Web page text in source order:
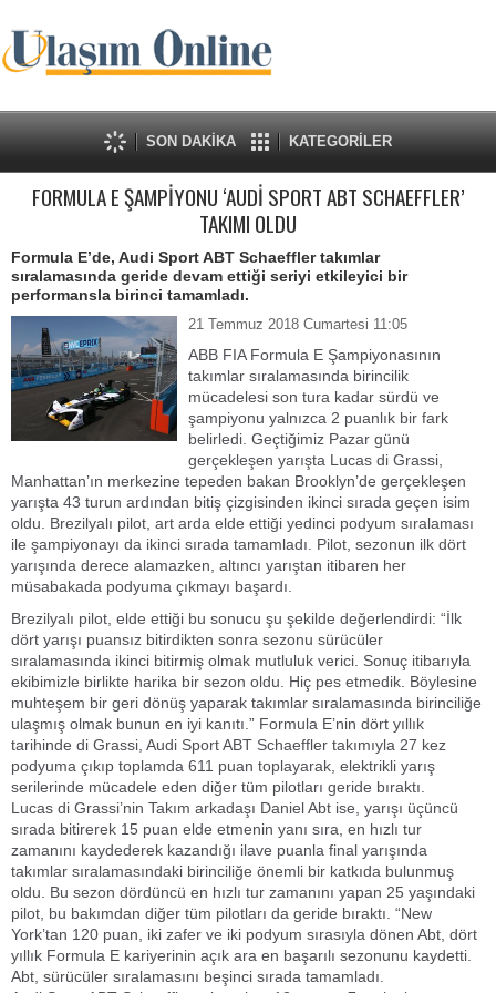
SON DAKİKA KATEGORİLER
FORMULA E ŞAMPİYONU ‘AUDİ SPORT ABT SCHAEFFLER’
TAKIMI OLDU
Formula E’de, Audi Sport ABT Schaeffler takımlar
sıralamasında geride devam ettiği seriyi etkileyici bir
performansla birinci tamamladı.
21 Temmuz 2018 Cumartesi 11:05
ABB FIA Formula E Şampiyonasının
takımlar sıralamasında birincilik
mücadelesi son tura kadar sürdü ve
şampiyonu yalnızca 2 puanlık bir fark
belirledi. Geçtiğimiz Pazar günü
gerçekleşen yarışta Lucas di Grassi,
Manhattan’ın merkezine tepeden bakan Brooklyn’de gerçekleşen
yarışta 43 turun ardından bitiş çizgisinden ikinci sırada geçen isim
oldu. Brezilyalı pilot, art arda elde ettiği yedinci podyum sıralaması
ile şampiyonayı da ikinci sırada tamamladı. Pilot, sezonun ilk dört
yarışında derece alamazken, altıncı yarıştan itibaren her
müsabakada podyuma çıkmayı başardı.
Brezilyalı pilot, elde ettiği bu sonucu şu şekilde değerlendirdi: “İlk
dört yarışı puansız bitirdikten sonra sezonu sürücüler
sıralamasında ikinci bitirmiş olmak mutluluk verici. Sonuç itibarıyla
ekibimizle birlikte harika bir sezon oldu. Hiç pes etmedik. Böylesine
muhteşem bir geri dönüş yaparak takımlar sıralamasında birinciliğe
ulaşmış olmak bunun en iyi kanıtı.” Formula E’nin dört yıllık
tarihinde di Grassi, Audi Sport ABT Schaeffler takımıyla 27 kez
podyuma çıkıp toplamda 611 puan toplayarak, elektrikli yarış
serilerinde mücadele eden diğer tüm pilotları geride bıraktı.
Lucas di Grassi’nin Takım arkadaşı Daniel Abt ise, yarışı üçüncü
sırada bitirerek 15 puan elde etmenin yanı sıra, en hızlı tur
zamanını kaydederek kazandığı ilave puanla final yarışında
takımlar sıralamasındaki birinciliğe önemli bir katkıda bulunmuş
oldu. Bu sezon dördüncü en hızlı tur zamanını yapan 25 yaşındaki
pilot, bu bakımdan diğer tüm pilotları da geride bıraktı. “New
York’tan 120 puan, iki zafer ve iki podyum sırasıyla dönen Abt, dört
yıllık Formula E kariyerinin açık ara en başarılı sezonunu kaydetti.
Abt, sürücüler sıralamasını beşinci sırada tamamladı.